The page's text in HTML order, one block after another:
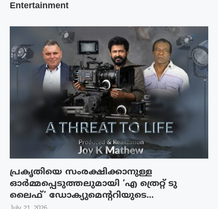
Entertainment
പ്രകൃതിയെ സംരക്ഷിക്കാനുള്ള
ഓർമ്മപ്പെടുത്തലുമായി ‘എ ത്രെറ്റ് ടു
ലൈഫ്’ ഡോക്യുമെന്ററിയുടെ...